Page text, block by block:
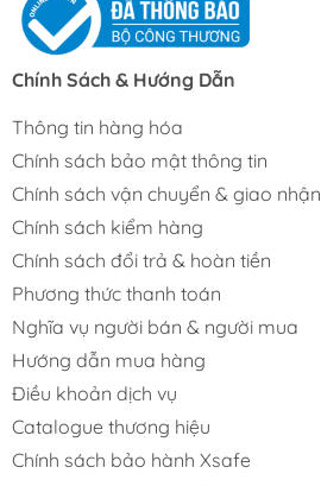
Chính Sách & Hướng Dẫn
Thông tin hàng hóa
Chính sách bảo mật thông tin
Chính sách vận chuyển & giao nhận
Chính sách kiểm hàng
Chính sách đổi trả & hoàn tiền
Phương thức thanh toán
Nghĩa vụ người bán & người mua
Hướng dẫn mua hàng
Điều khoản dịch vụ
Catalogue thương hiệu
Chính sách bảo hành Xsafe